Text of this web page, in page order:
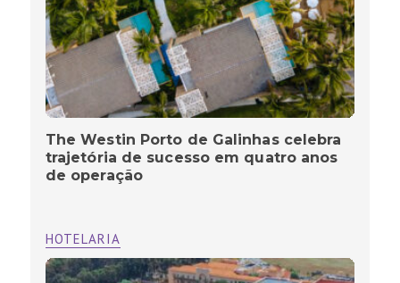
The Westin Porto de Galinhas celebra
trajetória de sucesso em quatro anos
de operação
HOTELARIA